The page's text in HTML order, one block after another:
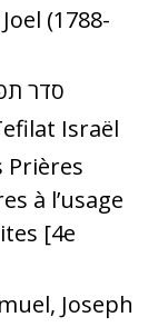
(1788-
סדר
Israël
Prières
à l’usage
[4e
Joseph